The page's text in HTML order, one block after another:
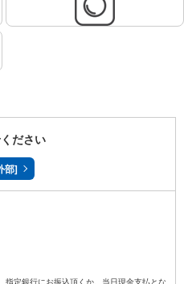
ださい
部]
指定銀行にお振込頂くか、当日現金支払とな